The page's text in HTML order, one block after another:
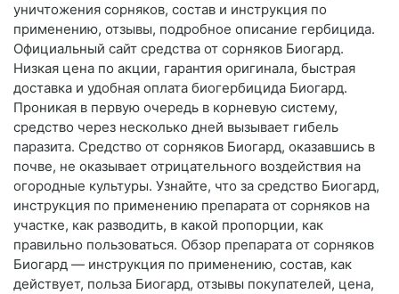
уничтожения сорняков, состав и инструкция по
применению, отзывы, подробное описание гербицида.
Официальный сайт средства от сорняков Биогард.
Низкая цена по акции, гарантия оригинала, быстрая
доставка и удобная оплата биогербицида Биогард.
Проникая в первую очередь в корневую систему,
средство через несколько дней вызывает гибель
паразита. Средство от сорняков Биогард, оказавшись в
почве, не оказывает отрицательного воздействия на
огородные культуры. Узнайте, что за средство Биогард,
инструкция по применению препарата от сорняков на
участке, как разводить, в какой пропорции, как
правильно пользоваться. Обзор препарата от сорняков
Биогард — инструкция по применению, состав, как
действует, польза Биогард, отзывы покупателей, цена,